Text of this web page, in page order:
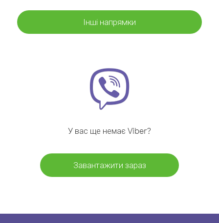
Інші напрямки
У вас ще немає Viber?
Завантажити зараз